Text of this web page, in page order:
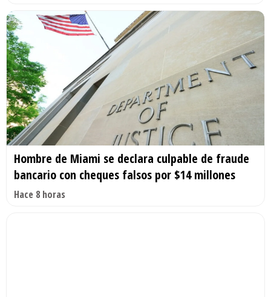
Hombre de Miami se declara culpable de fraude
bancario con cheques falsos por $14 millones
Hace 8 horas